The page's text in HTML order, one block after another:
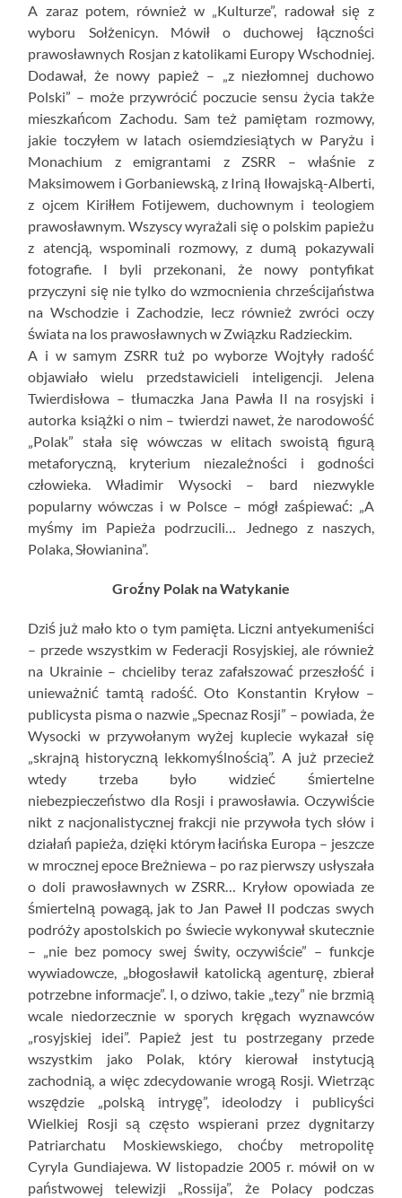
A zaraz potem, również w „Kulturze”, radował się z
wyboru Sołżenicyn. Mówił o duchowej łączności
prawosławnych Rosjan z katolikami Europy Wschodniej.
Dodawał, że nowy papież – „z niezłomnej duchowo
Polski” – może przywrócić poczucie sensu życia także
mieszkańcom Zachodu. Sam też pamiętam rozmowy,
jakie toczyłem w latach osiemdziesiątych w Paryżu i
Monachium z emigrantami z ZSRR – właśnie z
Maksimowem i Gorbaniewską, z Iriną Iłowajską-Alberti,
z ojcem Kiriłłem Fotijewem, duchownym i teologiem
prawosławnym. Wszyscy wyrażali się o polskim papieżu
z atencją, wspominali rozmowy, z dumą pokazywali
fotografie. I byli przekonani, że nowy pontyfikat
przyczyni się nie tylko do wzmocnienia chrześcijaństwa
na Wschodzie i Zachodzie, lecz również zwróci oczy
świata na los prawosławnych w Związku Radzieckim.
A i w samym ZSRR tuż po wyborze Wojtyły radość
objawiało wielu przedstawicieli inteligencji. Jelena
Twierdisłowa – tłumaczka Jana Pawła II na rosyjski i
autorka książki o nim – twierdzi nawet, że narodowość
„Polak” stała się wówczas w elitach swoistą figurą
metaforyczną, kryterium niezależności i godności
człowieka. Władimir Wysocki – bard niezwykle
popularny wówczas i w Polsce – mógł zaśpiewać: „A
myśmy im Papieża podrzucili… Jednego z naszych,
Polaka, Słowianina”.
Groźny Polak na Watykanie
Dziś już mało kto o tym pamięta. Liczni antyekumeniści
– przede wszystkim w Federacji Rosyjskiej, ale również
na Ukrainie – chcieliby teraz zafałszować przeszłość i
unieważnić tamtą radość. Oto Konstantin Kryłow –
publicysta pisma o nazwie „Specnaz Rosji” – powiada, że
Wysocki w przywołanym wyżej kuplecie wykazał się
„skrajną historyczną lekkomyślnością”. A już przecież
wtedy trzeba było widzieć śmiertelne
niebezpieczeństwo dla Rosji i prawosławia. Oczywiście
nikt z nacjonalistycznej frakcji nie przywoła tych słów i
działań papieża, dzięki którym łacińska Europa – jeszcze
w mrocznej epoce Breżniewa – po raz pierwszy usłyszała
o doli prawosławnych w ZSRR… Kryłow opowiada ze
śmiertelną powagą, jak to Jan Paweł II podczas swych
podróży apostolskich po świecie wykonywał skutecznie
– „nie bez pomocy swej świty, oczywiście” – funkcje
wywiadowcze, „błogosławił katolicką agenturę, zbierał
potrzebne informacje”. I, o dziwo, takie „tezy” nie brzmią
wcale niedorzecznie w sporych kręgach wyznawców
„rosyjskiej idei”. Papież jest tu postrzegany przede
wszystkim jako Polak, który kierował instytucją
zachodnią, a więc zdecydowanie wrogą Rosji. Wietrząc
wszędzie „polską intrygę”, ideolodzy i publicyści
Wielkiej Rosji są często wspierani przez dygnitarzy
Patriarchatu Moskiewskiego, choćby metropolitę
Cyryla Gundiajewa. W listopadzie 2005 r. mówił on w
państwowej telewizji „Rossija”, że Polacy podczas